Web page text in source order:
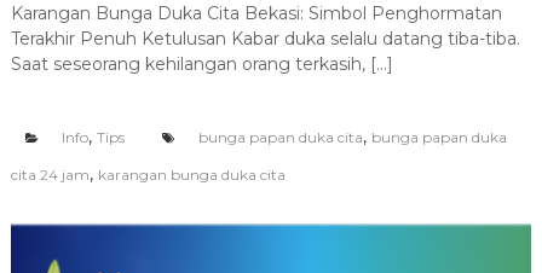
Karangan Bunga Duka Cita Bekasi: Simbol Penghormatan
Terakhir Penuh Ketulusan Kabar duka selalu datang tiba-tiba.
Saat seseorang kehilangan orang terkasih, […]
Info, Tips bunga papan duka cita, bunga papan duka
cita 24 jam, karangan bunga duka cita